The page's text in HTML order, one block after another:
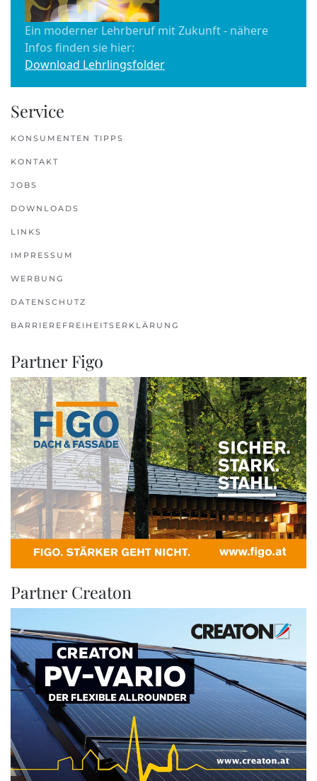
Ein moderner Lehrberuf mit Zukunft - nähere
Infos finden sie hier:
Download Lehrlingsfolder
Service
KONSUMENTEN TIPPS
KONTAKT
JOBS
DOWNLOADS
LINKS
IMPRESSUM
WERBUNG
DATENSCHUTZ
BARRIEREFREIHEITSERKLÄRUNG
Partner Figo
Partner Creaton